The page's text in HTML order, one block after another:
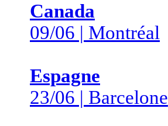
Canada
09/06 | Montréal
Espagne
23/06 | Barcelone